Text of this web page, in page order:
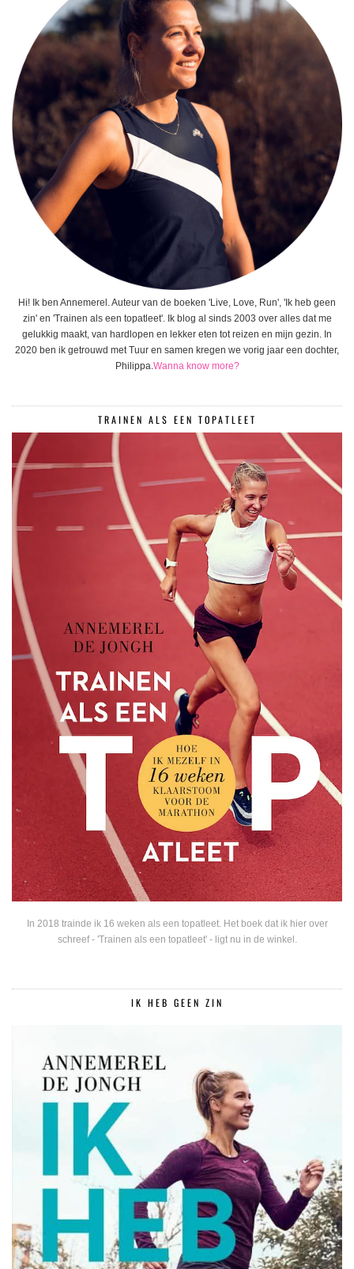
Hi! Ik ben Annemerel. Auteur van de boeken 'Live, Love, Run', 'Ik heb geen
zin' en 'Trainen als een topatleet'. Ik blog al sinds 2003 over alles dat me
gelukkig maakt, van hardlopen en lekker eten tot reizen en mijn gezin. In
2020 ben ik getrouwd met Tuur en samen kregen we vorig jaar een dochter,
Philippa.Wanna know more?
TRAINEN ALS EEN TOPATLEET
In 2018 trainde ik 16 weken als een topatleet. Het boek dat ik hier over
schreef - 'Trainen als een topatleet' - ligt nu in de winkel.
IK HEB GEEN ZIN